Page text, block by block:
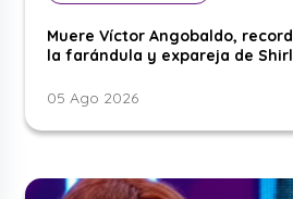
Muere Víctor Angobaldo,
la farándula y expareja de
05 Ago 2026